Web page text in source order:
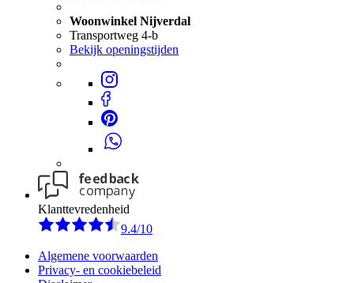
Woonwinkel Nijverdal
Transportweg 4-b
Bekijk openingstijden
Klanttevredenheid
9.4/10
Algemene voorwaarden
Privacy- en cookiebeleid